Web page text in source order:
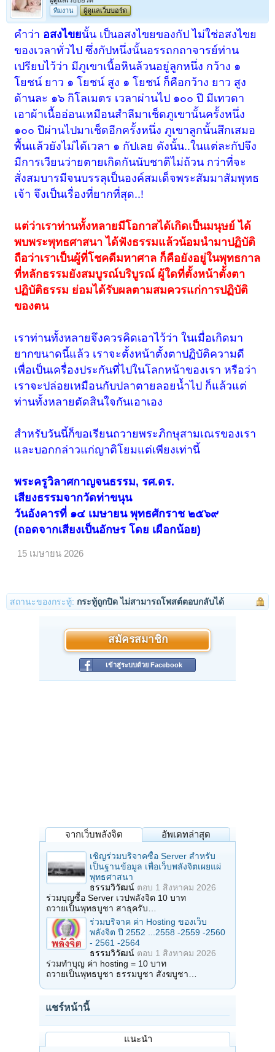
ทีมงาน
ผู้ดูแลเว็บบอร์ด
คำว่า อสงไขยนั้น เป็นอสงไขยของกัป ไม่ใช่อสงไขย
ของเวลาทั่วไป ซึ่งกัปหนึ่งนั้นอรรถกถาจารย์ท่าน
เปรียบไว้ว่า มีภูเขาเนื้อหินล้วนอยู่ลูกหนึ่ง กว้าง ๑
โยชน์ ยาว ๑ โยชน์ สูง ๑ โยชน์ ก็คือกว้าง ยาว สูง
ด้านละ ๑๖ กิโลเมตร เวลาผ่านไป ๑๐๐ ปี มีเทวดา
เอาผ้าเนื้ออ่อนเหมือนสำลีมาเช็ดภูเขานั้นครั้งหนึ่ง
๑๐๐ ปีผ่านไปมาเช็ดอีกครั้งหนึ่ง ภูเขาลูกนั้นสึกเสมอ
พื้นแล้วยังไม่ได้เวลา ๑ กัปเลย ดังนั้น..ในแต่ละกัปจึง
มีการเวียนว่ายตายเกิดกันนับชาติไม่ถ้วน กว่าที่จะ
สั่งสมบารมีจนบรรลุเป็นองค์สมเด็จพระสัมมาสัมพุทธ
เจ้า จึงเป็นเรื่องที่ยากที่สุด..!
แต่ว่าเราท่านทั้งหลายมีโอกาสได้เกิดเป็นมนุษย์ ได้
พบพระพุทธศาสนา ได้ฟังธรรมแล้วน้อมนำมาปฏิบัติ
ถือว่าเราเป็นผู้ที่โชคดีมหาศาล ก็คือยังอยู่ในพุทธกาล
ที่หลักธรรมยังสมบูรณ์บริบูรณ์ ผู้ใดที่ตั้งหน้าตั้งตา
ปฏิบัติธรรม ย่อมได้รับผลตามสมควรแก่การปฏิบัติ
ของตน
เราท่านทั้งหลายจึงควรคิดเอาไว้ว่า ในเมื่อเกิดมา
ยากขนาดนี้แล้ว เราจะตั้งหน้าตั้งตาปฏิบัติความดี
เพื่อเป็นเครื่องประกันที่ไปในโลกหน้าของเรา หรือว่า
เราจะปล่อยเหมือนกับปลาตายลอยน้ำไป ก็แล้วแต่
ท่านทั้งหลายตัดสินใจกันเอาเอง
สำหรับวันนี้ก็ขอเรียนถวายพระภิกษุสามเณรของเรา
และบอกกล่าวแก่ญาติโยมแต่เพียงเท่านี้
พระครูวิลาศกาญจนธรรม, รศ.ดร.
เสียงธรรมจากวัดท่าขนุน
วันอังคารที่ ๑๔ เมษายน พุทธศักราช ๒๕๖๙
(ถอดจากเสียงเป็นอักษร โดย เผือกน้อย)
15 เมษายน 2026
สถานะของกระทู้: กระทู้ถูกปิด ไม่สามารถโพสต์ตอบกลับได้
สมัครสมาชิก
เข้าสู่ระบบด้วย Facebook
จากเว็บพลังจิต อัพเดทล่าสุด
เชิญร่วมบริจาคซื้อ Server สำหรับ
เป็นฐานข้อมูล เพื่อเว็บพลังจิตเผยแผ่
พุทธศาสนา
ธรรมวิวัฒน์ ตอบ 1 สิงหาคม 2026
ร่วมบุญซื้อ Server เวปพลังจิต 10 บาท
ถวายเป็นพุทธบูชา สาธุครับ…
ร่วมบริจาค ค่า Hosting ของเว็บ
พลังจิต ปี 2552 ...2558 -2559 -2560
- 2561 -2564
ธรรมวิวัฒน์ ตอบ 1 สิงหาคม 2026
ร่วมทำบุญ ค่า hosting = 10 บาท
ถวายเป็นพุทธบูชา ธรรมบูชา สังฆบูชา…
แชร์หน้านี้
แนะนำ